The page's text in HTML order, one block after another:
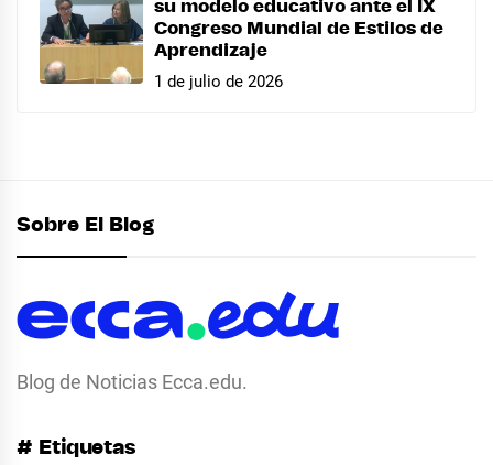
su modelo educativo ante el IX
Congreso Mundial de Estilos de
Aprendizaje
1 de julio de 2026
Sobre El Blog
Blog de Noticias Ecca.edu.
# Etiquetas